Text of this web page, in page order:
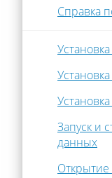
Справка
Запуск и
данных
Открытие